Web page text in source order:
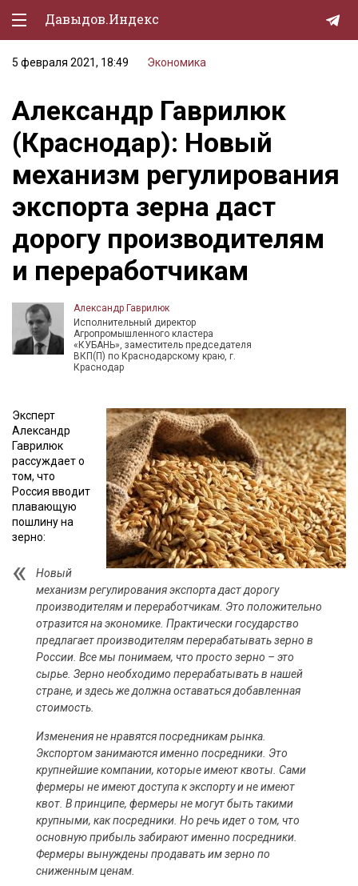
Давыдов.Индекс
Политическая жизнь
Экономика
Природа
Образование
Спорт
Культура
Lifestyle
Мурзилка
5 февраля 2021, 18:49 Экономика
Александр Гаврилюк
(Краснодар): Новый
механизм регулирования
экспорта зерна даст
дорогу производителям
и переработчикам
Александр Гаврилюк
Исполнительный директор
Агропромышленного кластера
«КУБАНЬ», заместитель председателя
ВКП(П) по Краснодарскому краю, г.
Краснодар
Эксперт
Александр
Гаврилюк
рассуждает о
том, что
Россия вводит
плавающую
пошлину на
зерно:
Новый
механизм регулирования экспорта даст дорогу
производителям и переработчикам. Это положительно
отразится на экономике. Практически государство
предлагает производителям перерабатывать зерно в
России. Все мы понимаем, что просто зерно – это
сырье. Зерно необходимо перерабатывать в нашей
стране, и здесь же должна оставаться добавленная
стоимость.
Изменения не нравятся посредникам рынка.
Экспортом занимаются именно посредники. Это
крупнейшие компании, которые имеют квоты. Сами
фермеры не имеют доступа к экспорту и не имеют
квот. В принципе, фермеры не могут быть такими
крупными, как посредники. Но речь идет о том, что
основную прибыль забирают именно посредники.
Фермеры вынуждены продавать им зерно по
сниженным ценам.